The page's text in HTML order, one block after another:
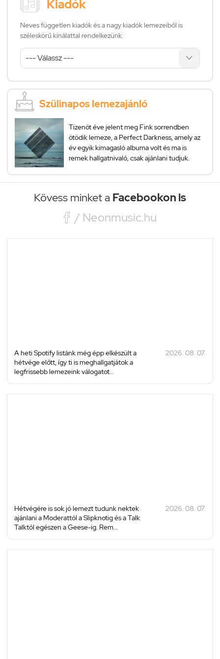
Kiadók
Neves független kiadók és a nagy kiadók lemezeiből is
széleskörű kínálattal rendelkezünk:
Szülinapos lemezajánló
Tizenöt éve jelent meg Fink sorrendben
ötödik lemeze, a Perfect Darkness, amely az
év egyik kimagasló albuma volt és ma is
remek hallgatnivaló, csak ajánlani tudjuk.
Kövess minket a Facebookon is
 / Neonmusic.hu
A heti Spotify listánk még épp elkészült a
hétvége előtt, így ti is meghallgatjátok a
legfrissebb lemezeink válogatot...
2026. 08. 07.
Hétvégére is sok jó lemezt tudunk nektek
ajánlani a Moderattól a Slipknotig és a Talk
Talktól egészen a Geese-ig. Rem...
2026. 08. 07.